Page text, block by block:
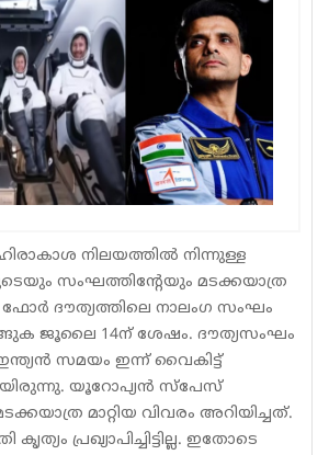
നിലയത്തിൽ നിന്നുള്ള
സംഘത്തിന്റേയും മടക്കയാത്ര
ഫോർ ദൗത്യത്തിലെ നാലംഗ സംഘം
ജൂലൈ 14ന് ശേഷം. ദൗത്യസംഘം
സമയം ഇന്ന് വൈകിട്ട്
യൂറോപ്യൻ സ്‌പേസ്
മാറ്റിയ വിവരം അറിയിച്ചത്.
പ്രഖ്യാപിച്ചിട്ടില്ല. ഇതോടെ